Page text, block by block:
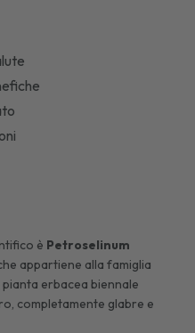
è Petroselinum
appartiene alla famiglia
pianta erbacea biennale
completamente glabre e